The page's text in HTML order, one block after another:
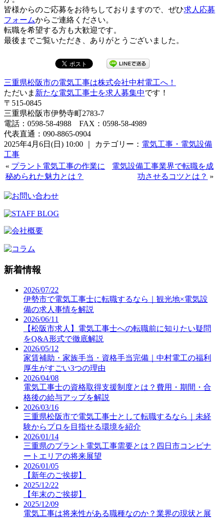
皆様からのご応募をお待ちしておりますので、ぜひ求人応募
フォームからご連絡ください。
転職を希望する方も大歓迎です。
最後までご覧いただき、ありがとうございました。
三重県松阪市の電気工事は株式会社中村電工へ！
ただいま 新たな電気工事士を求人募集中です！
〒515-0845
三重県松阪市伊勢寺町2783-7
電話：0598-58-4988 FAX：0598-58-4989
代表直通：090-8865-0904
2025年4月6日(日) 10:00 ｜ カテゴリー： 電気工事・電気設備
工事
« プラント電気工事の作業に
秘められた魅力とは？
電気設備工事業界で転職を成
功させるコツとは？ »
新着情報
2026/07/22
伊勢市で電気工事士に転職するなら｜観光地×電気設
備の求人事情を解説
2026/06/11
【松阪市求人】電気工事士への転職前に知りたい疑問
をQ&A形式で徹底解説
2026/05/12
家賃補助・家族手当・資格手当完備｜中村電工の福利
厚生がすごい3つの理由
2026/04/08
電気工事士の資格取得支援制度とは？費用・期間・合
格後の給与アップを解説
2026/03/16
三重県松阪市で電気工事士として転職するなら｜未経
験からプロを目指せる環境を紹介
2026/01/14
三重県のプラント電気工事需要とは？四日市コンビナ
ートエリアの将来展望
2026/01/05
【新年のご挨拶】
2025/12/22
【年末のご挨拶】
2025/12/09
電気工事は将来性がある職種なのか？業界の現状と展